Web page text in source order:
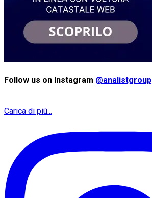
Follow us on Instagram @analistgroup
Carica di più...